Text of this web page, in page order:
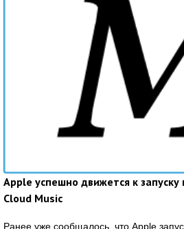
Apple успешно движется к
Cloud Music
Ранее уже сообщалось, что Apple